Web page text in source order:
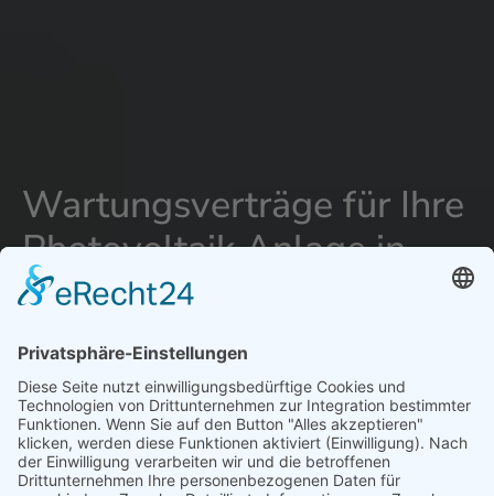
Wartungsverträge für Ihre
Photovoltaik Anlage in
Wiener Neustadt -
Energetische Sanierung
Bayern
Vom Basisschutz bis hin zur Live-
Überwachung
Willkommen bei Energetische Sanierung Bayern!